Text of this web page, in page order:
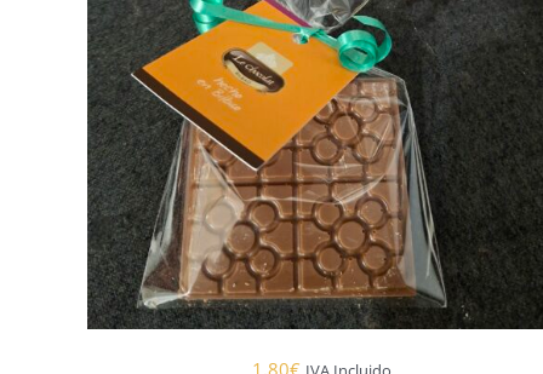
AÑADIR AL CARRITO / DETALLES